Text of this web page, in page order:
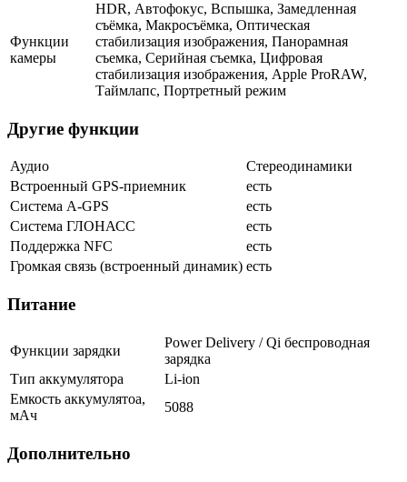
Функции
камеры
HDR, Автофокус, Вспышка, Замедленная
съёмка, Макросъёмка, Оптическая
стабилизация изображения, Панорамная
съемка, Серийная съемка, Цифровая
стабилизация изображения, Apple ProRAW,
Таймлапс, Портретный режим
Другие функции
Аудио
Стереодинамики
Встроенный GPS-приемник
есть
Cистема A-GPS
есть
Система ГЛОНАСС
есть
Поддержка NFC
есть
Громкая связь (встроенный динамик) есть
Питание
Функции зарядки
Power Delivery / Qi беспроводная
зарядка
Тип аккумулятора
Li-ion
Емкость аккумулятоа,
мАч
5088
Дополнительно